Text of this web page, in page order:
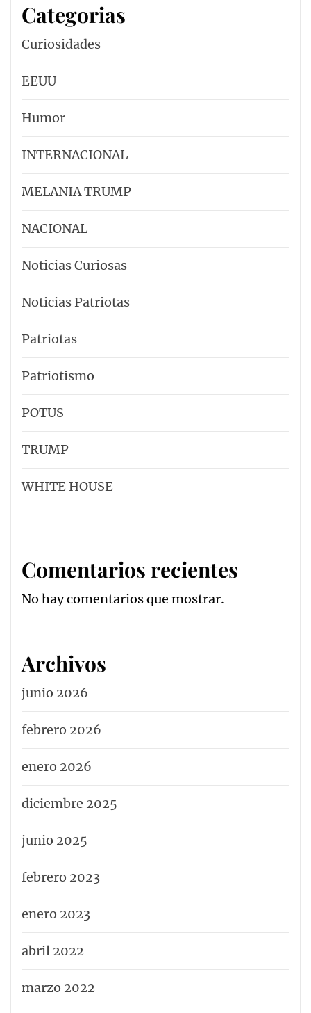
Categorias
Curiosidades
EEUU
Humor
INTERNACIONAL
MELANIA TRUMP
NACIONAL
Noticias Curiosas
Noticias Patriotas
Patriotas
Patriotismo
POTUS
TRUMP
WHITE HOUSE
Comentarios recientes
No hay comentarios que mostrar.
Archivos
junio 2026
febrero 2026
enero 2026
diciembre 2025
junio 2025
febrero 2023
enero 2023
abril 2022
marzo 2022